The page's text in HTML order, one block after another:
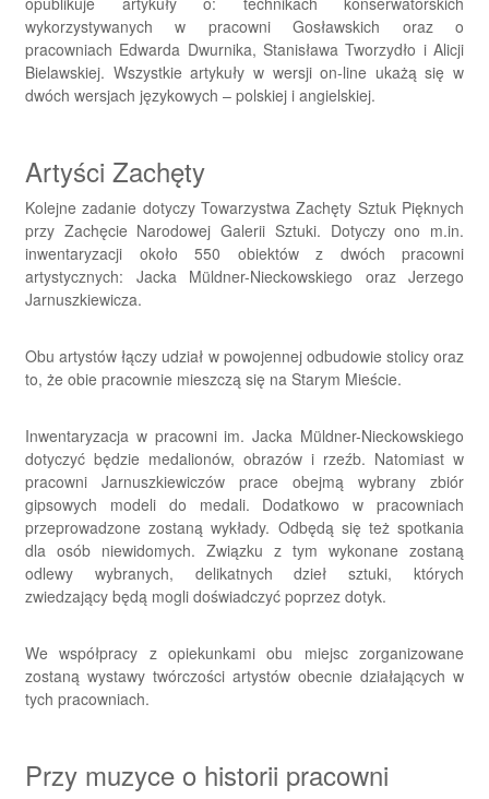
wykorzystywanych w pracowni Gosławskich oraz o
pracowniach Edwarda Dwurnika, Stanisława Tworzydło i Alicji
Bielawskiej. Wszystkie artykuły w wersji on-line ukażą się w
dwóch wersjach językowych – polskiej i angielskiej.
Artyści Zachęty
Kolejne zadanie dotyczy Towarzystwa Zachęty Sztuk Pięknych
przy Zachęcie Narodowej Galerii Sztuki. Dotyczy ono m.in.
inwentaryzacji około 550 obiektów z dwóch pracowni
artystycznych: Jacka Müldner-Nieckowskiego oraz Jerzego
Jarnuszkiewicza.
Obu artystów łączy udział w powojennej odbudowie stolicy oraz
to, że obie pracownie mieszczą się na Starym Mieście.
Inwentaryzacja w pracowni im. Jacka Müldner-Nieckowskiego
dotyczyć będzie medalionów, obrazów i rzeźb. Natomiast w
pracowni Jarnuszkiewiczów prace obejmą wybrany zbiór
gipsowych modeli do medali. Dodatkowo w pracowniach
przeprowadzone zostaną wykłady. Odbędą się też spotkania
dla osób niewidomych. Związku z tym wykonane zostaną
odlewy wybranych, delikatnych dzieł sztuki, których
zwiedzający będą mogli doświadczyć poprzez dotyk.
We współpracy z opiekunkami obu miejsc zorganizowane
zostaną wystawy twórczości artystów obecnie działających w
tych pracowniach.
Przy muzyce o historii pracowni